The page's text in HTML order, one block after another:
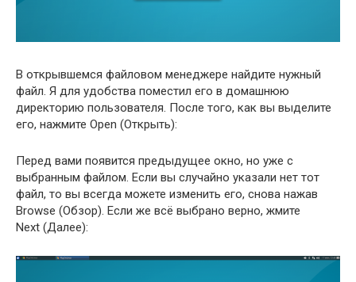
В открывшемся файловом менеджере найдите нужный
файл. Я для удобства поместил его в домашнюю
директорию пользователя. После того, как вы выделите
его, нажмите Open (Открыть):
Перед вами появится предыдущее окно, но уже с
выбранным файлом. Если вы случайно указали нет тот
файл, то вы всегда можете изменить его, снова нажав
Browse (Обзор). Если же всё выбрано верно, жмите
Next (Далее):